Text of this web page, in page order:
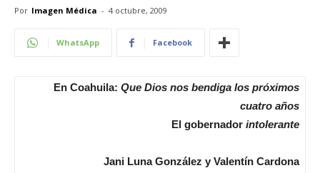
Por Imagen Médica - 4 octubre, 2009
WhatsApp Facebook
En Coahuila: Que Dios nos bendiga los próximos
cuatro años
El gobernador intolerante
Jani Luna González y Valentín Cardona